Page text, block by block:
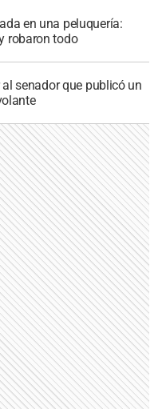
en una peluquería:
robaron todo
senador que publicó un